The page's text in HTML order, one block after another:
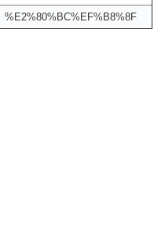
%E2%80%BC%EF%B8%8F